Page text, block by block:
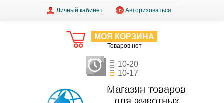
Личный кабинет Авторизоваться
МОЯ КОРЗИНА
Товаров нет
10-20
10-17
Магазин товаров
для животных